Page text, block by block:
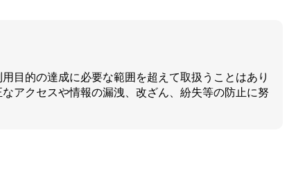
目的の達成に必要な範囲を超えて取扱うことはあり
アクセスや情報の漏洩、改ざん、紛失等の防止に努